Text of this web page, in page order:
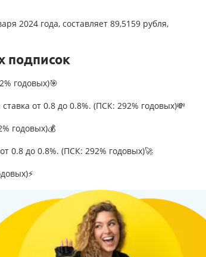
2024 года, составляет 89,5159 рубля,
подписок
годовых)🎯
от 0.8 до 0.8%. (ПСК: 292% годовых)💸
годовых)💰
0.8 до 0.8%. (ПСК: 292% годовых)🚀